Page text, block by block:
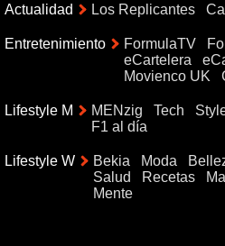
Actualidad Los Replicantes
Entretenimiento FormulaTV
eCartelera
Movienco UK
Lifestyle M MENzig Tech
F1 al día
Lifestyle W Bekia Moda
Salud
Recetas
Mente